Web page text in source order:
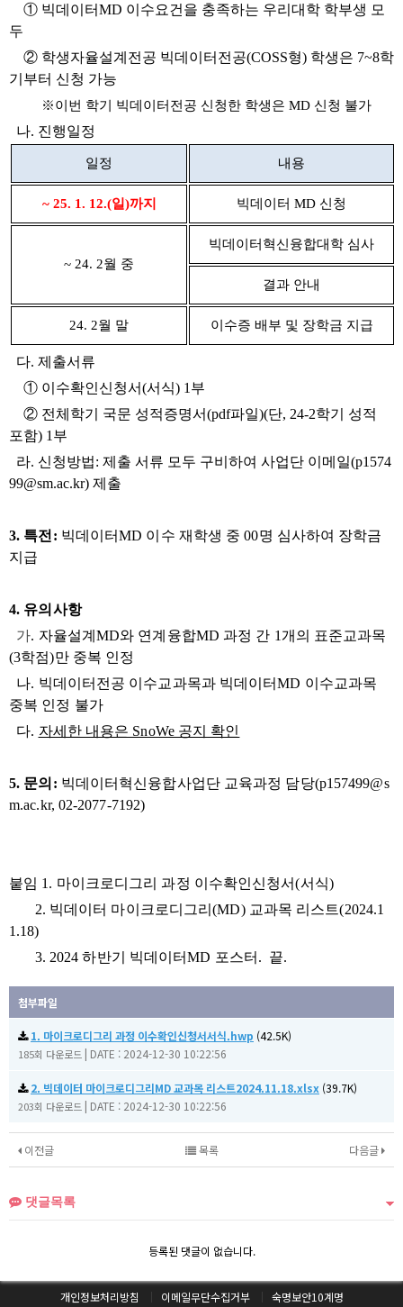
① 빅데이터MD 이수요건을 충족하는 우리대학 학부생 모
두
② 학생자율설계전공 빅데이터전공(COSS형) 학생은 7~8학
기부터 신청 가능
※이번 학기 빅데이터전공 신청한 학생은 MD 신청 불가
나. 진행일정
일정 내용
~ 25. 1. 12.(일)까지 빅데이터 MD 신청
~ 24. 2월 중
빅데이터혁신융합대학 심사
결과 안내
24. 2월 말 이수증 배부 및 장학금 지급
다. 제출서류
① 이수확인신청서(서식) 1부
② 전체학기 국문 성적증명서(pdf파일)(단, 24-2학기 성적
포함) 1부
라. 신청방법: 제출 서류 모두 구비하여 사업단 이메일(p1574
99@sm.ac.kr) 제출
3. 특전: 빅데이터MD 이수 재학생 중 00명 심사하여 장학금
지급
4. 유의사항
가. 자율설계MD와 연계융합MD 과정 간 1개의 표준교과목
(3학점)만 중복 인정
나. 빅데이터전공 이수교과목과 빅데이터MD 이수교과목
중복 인정 불가
다. 자세한 내용은 SnoWe 공지 확인
5. 문의: 빅데이터혁신융합사업단 교육과정 담당(p157499@s
m.ac.kr, 02-2077-7192)
붙임 1. 마이크로디그리 과정 이수확인신청서(서식)
2. 빅데이터 마이크로디그리(MD) 교과목 리스트(2024.1
1.18)
3. 2024 하반기 빅데이터MD 포스터. 끝.
첨부파일
1. 마이크로디그리 과정 이수확인신청서서식.hwp (42.5K)
185회 다운로드 | DATE : 2024-12-30 10:22:56
2. 빅데이터 마이크로디그리MD 교과목 리스트2024.11.18.xlsx (39.7K)
203회 다운로드 | DATE : 2024-12-30 10:22:56
이전글 다음글
목록
댓글목록
등록된 댓글이 없습니다.
개인정보처리방침 이메일무단수집거부 숙명보안10계명